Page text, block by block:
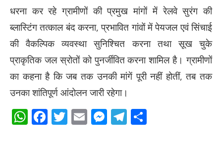
धरना कर रहे ग्रामीणों की प्रमुख मांगों में रेलवे सुरंग की
ब्लास्टिंग तत्काल बंद करना, प्रभावित गांवों में पेयजल एवं सिंचाई
की वैकल्पिक व्यवस्था सुनिश्चित करना तथा सूख चुके
प्राकृतिक जल स्रोतों को पुनर्जीवित करना शामिल है। ग्रामीणों
का कहना है कि जब तक उनकी मांगें पूरी नहीं होतीं, तब तक
उनका शांतिपूर्ण आंदोलन जारी रहेगा।
WhatsApp
Facebook
Twitter
EmailMessenger
Telegram